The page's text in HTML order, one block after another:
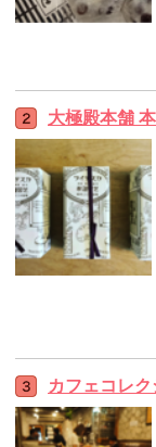
大極殿本舗
カフェコレ